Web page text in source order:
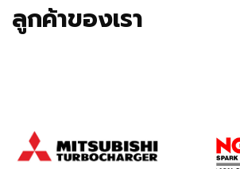
ลูกค้าของเรา